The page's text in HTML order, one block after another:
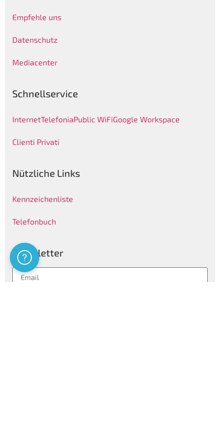
Empfehle uns
Datenschutz
Mediacenter
Schnellservice
InternetTelefoniaPublic WiFiGoogle Workspace
Clienti Privati
Nützliche Links
Kennzeichenliste
Telefonbuch
Newsletter
Assistenza